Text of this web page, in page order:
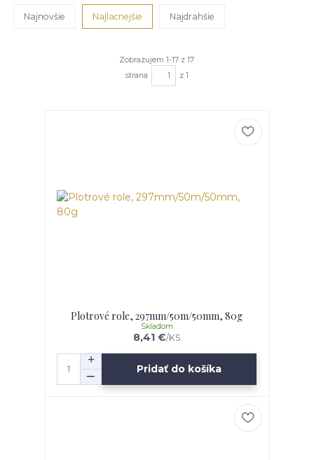
Najnovšie Najlacnejšie Najdrahšie
Zobrazujem 1-17 z 17
strana
z 1
Plotrové role, 297mm/50m/50mm, 80g
8,41 €/KS
Skladom
Pridať do košíka